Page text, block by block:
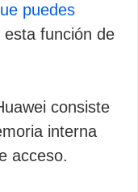
puedes
función de
consiste
interna
acceso.